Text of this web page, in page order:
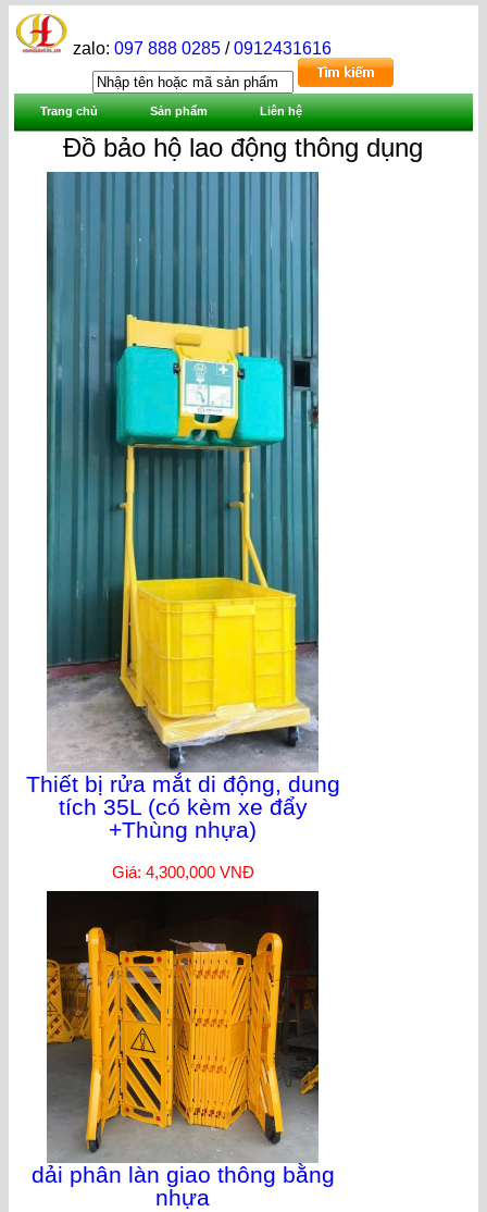
zalo:097 888 0285 /0912431616
Trang chủ Sản phẩm Liên hệ
Đồ bảo hộ lao động thông dụng
Thiết bị rửa mắt di động, dung
tích 35L (có kèm xe đẩy
+Thùng nhựa)
Giá: 4,300,000 VNĐ
dải phân làn giao thông bằng
nhựa